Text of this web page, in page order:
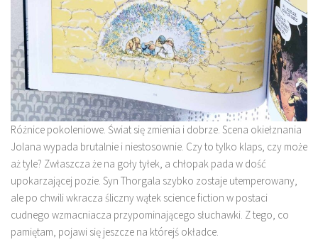
Różnice pokoleniowe. Świat się zmienia i dobrze. Scena okiełznania
Jolana wypada brutalnie i niestosownie. Czy to tylko klaps, czy może
aż tyle? Zwłaszcza że na goły tyłek, a chłopak pada w dość
upokarzającej pozie. Syn Thorgala szybko zostaje utemperowany,
ale po chwili wkracza śliczny wątek science fiction w postaci
cudnego wzmacniacza przypominającego słuchawki. Z tego, co
pamiętam, pojawi się jeszcze na którejś okładce.